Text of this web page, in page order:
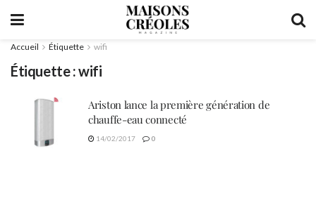
Accueil Étiquette wifi
Étiquette :wifi
Ariston lance la première génération de
chauffe-eau connecté
14/02/2017 0